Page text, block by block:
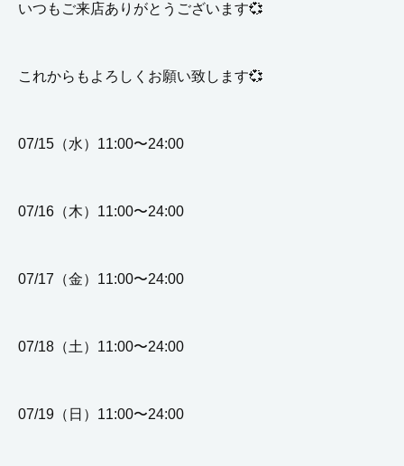
いつもご来店ありがとうございます💞
これからもよろしくお願い致します💞
07/15（水）11:00〜24:00
07/16（木）11:00〜24:00
07/17（金）11:00〜24:00
07/18（土）11:00〜24:00
07/19（日）11:00〜24:00